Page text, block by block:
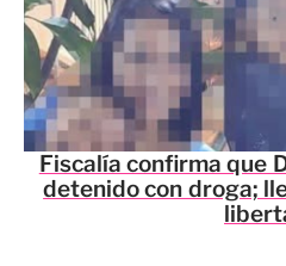
Fiscalía confirma que
detenido con droga;